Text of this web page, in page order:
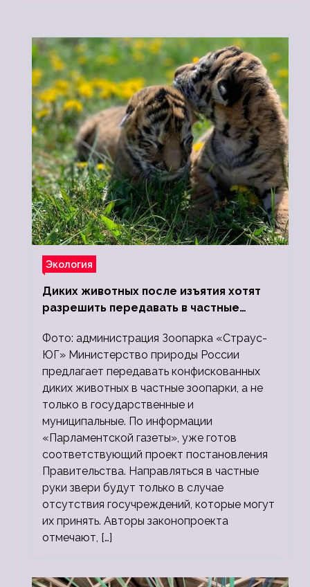
Экология
Диких животных после изъятия хотят
разрешить передавать в частные
Фото: администрация Зоопарка «Страус-
ЮГ» Министерство природы России
предлагает передавать конфискованных
диких животных в частные зоопарки, а не
только в государственные и
муниципальные. По информации
«Парламентской газеты», уже готов
соответствующий проект постановления
Правительства. Направляться в частные
руки звери будут только в случае
отсутствия госучреждений, которые могут
их принять. Авторы законопроекта
отмечают, […]